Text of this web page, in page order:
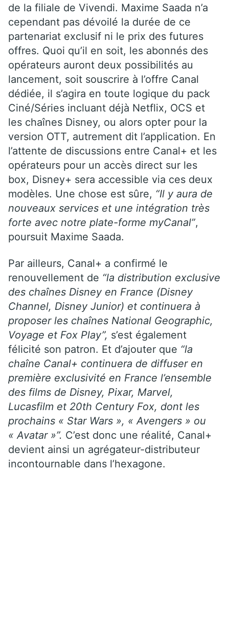
de la filiale de Vivendi. Maxime Saada n’a
cependant pas dévoilé la durée de ce
partenariat exclusif ni le prix des futures
offres. Quoi qu’il en soit, les abonnés des
opérateurs auront deux possibilités au
lancement, soit souscrire à l’offre Canal
dédiée, il s’agira en toute logique du pack
Ciné/Séries incluant déjà Netflix, OCS et
les chaînes Disney, ou alors opter pour la
version OTT, autrement dit l’application. En
l’attente de discussions entre Canal+ et les
opérateurs pour un accès direct sur les
box, Disney+ sera accessible via ces deux
modèles. Une chose est sûre, “Il y aura de
nouveaux services et une intégration très
forte avec notre plate-forme myCanal”,
poursuit Maxime Saada.
Par ailleurs, Canal+ a confirmé le
renouvellement de “la distribution exclusive
des chaînes Disney en France (Disney
Channel, Disney Junior) et continuera à
proposer les chaînes National Geographic,
Voyage et Fox Play”, s’est également
félicité son patron. Et d’ajouter que “la
chaîne Canal+ continuera de diffuser en
première exclusivité en France l’ensemble
des films de Disney, Pixar, Marvel,
Lucasfilm et 20th Century Fox, dont les
prochains « Star Wars », « Avengers » ou
« Avatar »”. C’est donc une réalité, Canal+
devient ainsi un agrégateur-distributeur
incontournable dans l’hexagone.